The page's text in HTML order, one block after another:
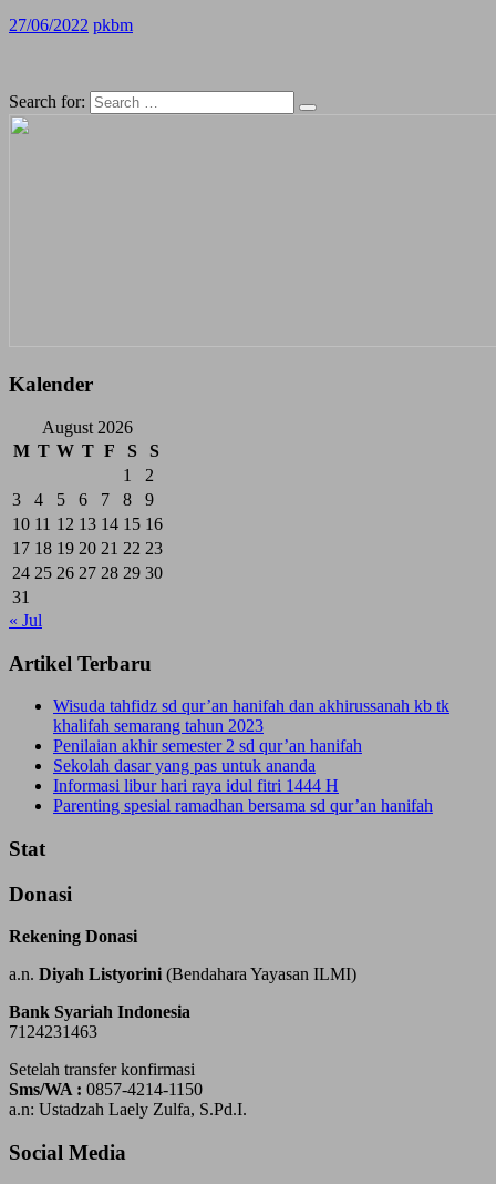
27/06/2022 pkbm
Search for:
Kalender
August 2026
M T W T F S
S
1
2
3
4 5 6 7 8
9
10 11 12 13 14 15 16
17 18 19 20 21 22 23
24 25 26 27 28 29 30
31
« Jul
Artikel Terbaru
Wisuda tahfidz sd qur’an hanifah dan akhirussanah kb tk
khalifah semarang tahun 2023
Penilaian akhir semester 2 sd qur’an hanifah
Sekolah dasar yang pas untuk ananda
Informasi libur hari raya idul fitri 1444 H
Parenting spesial ramadhan bersama sd qur’an hanifah
Stat
Donasi
Rekening Donasi
a.n. Diyah Listyorini (Bendahara Yayasan ILMI)
Bank Syariah Indonesia
7124231463
Setelah transfer konfirmasi
Sms/WA : 0857-4214-1150
a.n: Ustadzah Laely Zulfa, S.Pd.I.
Social Media